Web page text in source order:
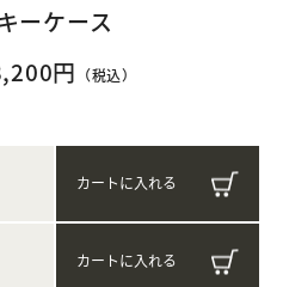
ーケース
円 （税込）